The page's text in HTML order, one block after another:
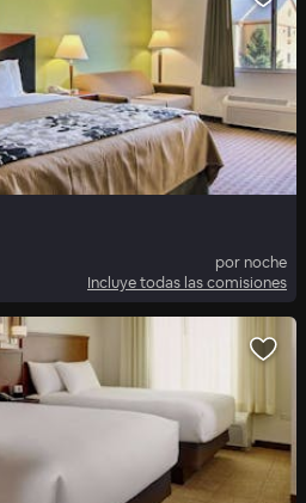
por noche
Incluye todas las comisiones